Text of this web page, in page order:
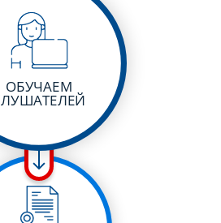
ОБУЧАЕМ